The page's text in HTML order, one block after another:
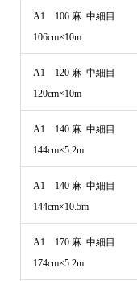
A1 106 麻 中細目
106cm×10m
A1 120 麻 中細目
120cm×10m
A1 140 麻 中細目
144cm×5.2m
A1 140 麻 中細目
144cm×10.5m
A1 170 麻 中細目
174cm×5.2m